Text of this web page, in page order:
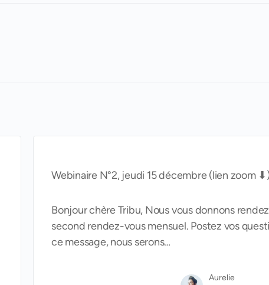
Webinaire N°2, jeudi 15 décembre (lien zoom
Bonjour chère Tribu, Nous vous donnons
second rendez-vous mensuel. Postez vos
ce message, nous serons…
Aurelie